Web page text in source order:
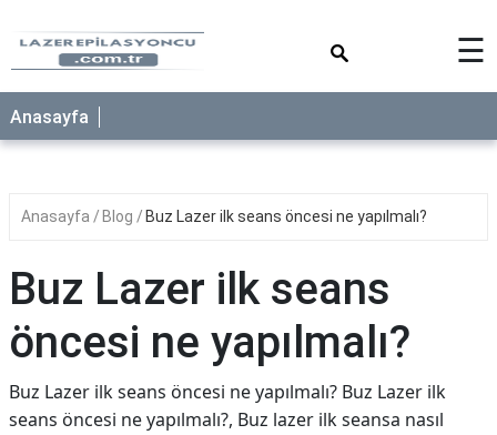
☰
Anasayfa
Anasayfa Blog Buz Lazer ilk seans öncesi ne yapılmalı?
Buz Lazer ilk seans
öncesi ne yapılmalı?
Buz Lazer ilk seans öncesi ne yapılmalı? Buz Lazer ilk
seans öncesi ne yapılmalı?, Buz lazer ilk seansa nasıl